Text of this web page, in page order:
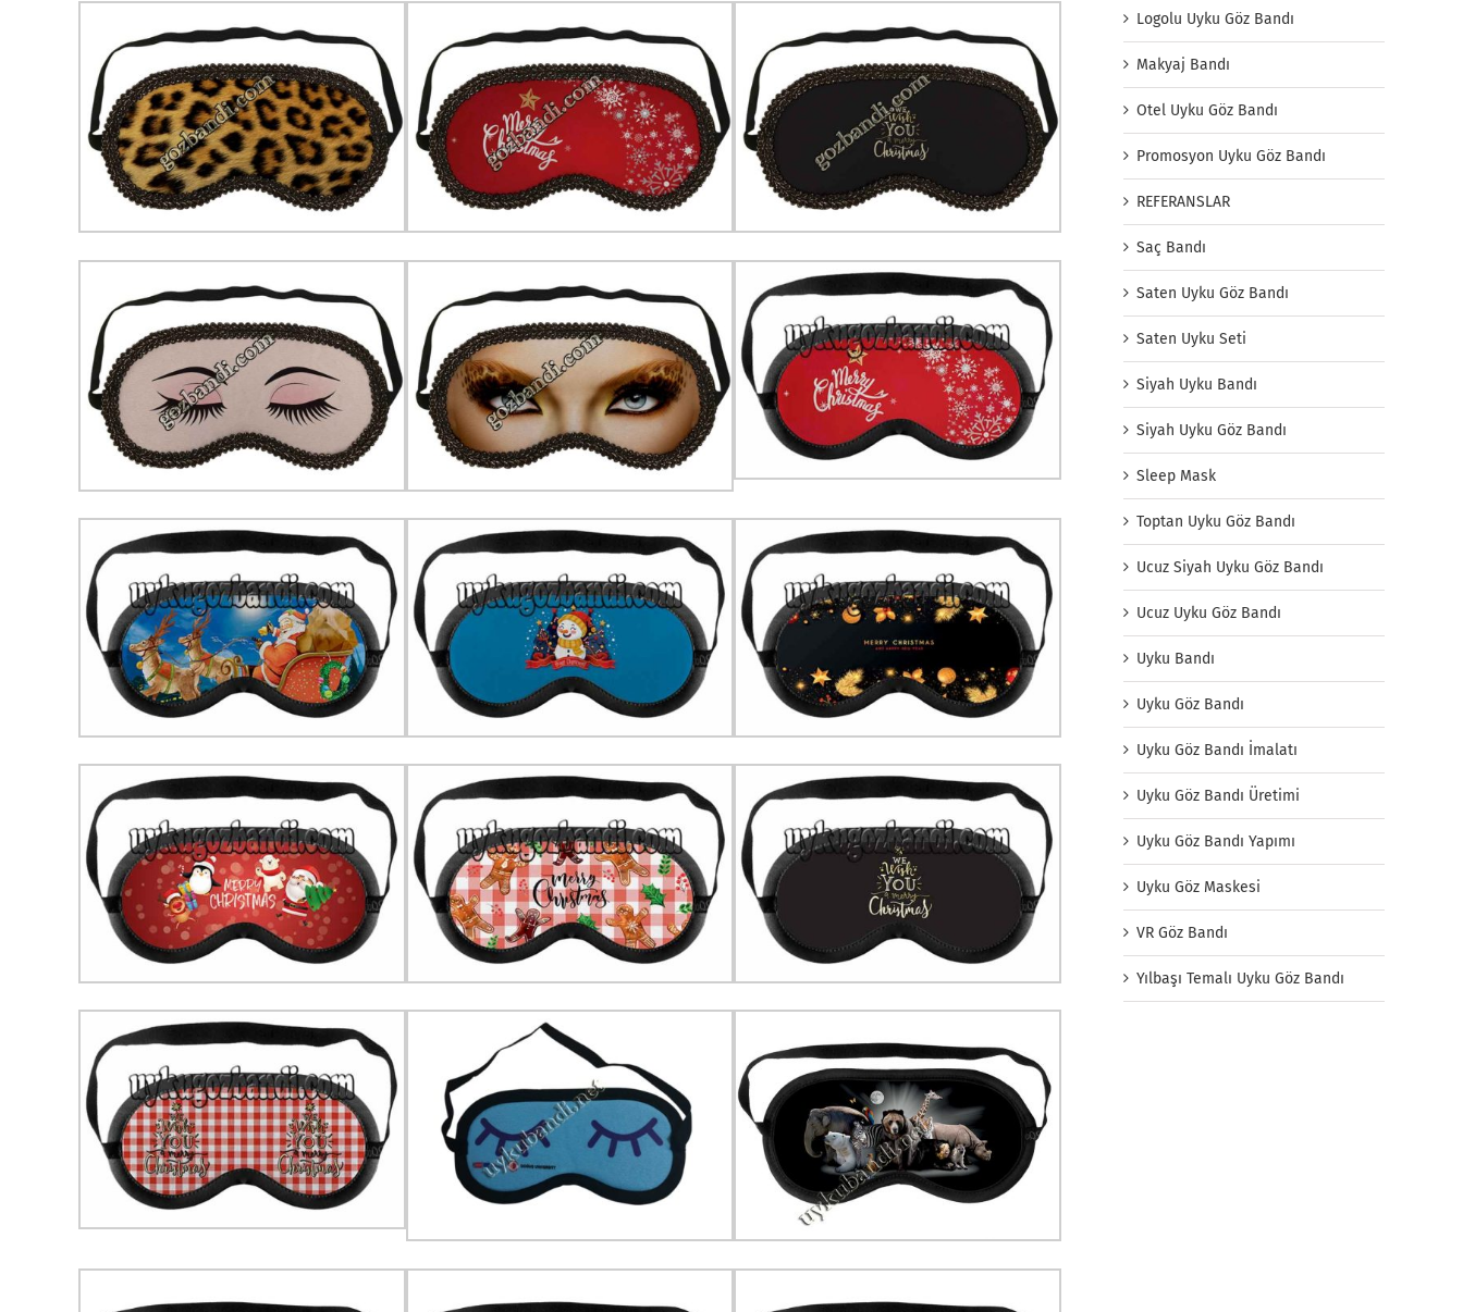
Logolu Uyku Göz Bandı
Makyaj Bandı
Otel Uyku Göz Bandı
Promosyon Uyku Göz Bandı
REFERANSLAR
Saç Bandı
Saten Uyku Göz Bandı
Saten Uyku Seti
Siyah Uyku Bandı
Siyah Uyku Göz Bandı
Sleep Mask
Toptan Uyku Göz Bandı
Ucuz Siyah Uyku Göz Bandı
Ucuz Uyku Göz Bandı
Uyku Bandı
Uyku Göz Bandı
Uyku Göz Bandı İmalatı
Uyku Göz Bandı Üretimi
Uyku Göz Bandı Yapımı
Uyku Göz Maskesi
VR Göz Bandı
Yılbaşı Temalı Uyku Göz Bandı